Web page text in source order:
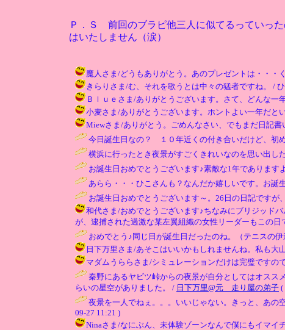
Ｐ．Ｓ 前回のブラピ他三人に似てるっていっ
はいたしません（涙）
魔人さま/どうもありがとう。あのプレゼントは・・・
きらりさま/む、それを歌うとは中々の猛者ですね。 /
Ｂｌｕｅさま/ありがとうございます。さて、どんな一
小麦さま/ありがとうございます。ホントよい一年だと
Miewさま/ありがとう。ごめんなさい、でもまだ日記
今日誕生日なの？ １０年近くの付き合いだけど、初
横浜に行ったとき夜景がすごくきれいなのを思い出し
お誕生日おめでとうございます♪素敵な1年であります
あらら・・・ひこさんも？なんだか嬉しいです。お
お誕生日おめでとうございます～。26日の日記ですが
和代さま/おめでとうございます♪ちなみにブリジッド
が、逮捕された過激な某左翼組織の女性リーダーもこの日
おめでとう♪同じ日が誕生日だったのね。（テニスの
日下万里さま/あそこはいいかもしれませんね。私も
マダムうららさま/シミュレーションだけは完璧ですの
秦野にあるヤビツ峠からの夜景が自分としてはオスス
らいの星空がありました。 / 日下万里@元 走り屋の弟子 (
夜景を一人でねぇ。。。いいじゃない。きっと、あ
09-27 11:21 )
Ninaさま/なにぶん、未体験ゾーンなんで僕にもイマイ